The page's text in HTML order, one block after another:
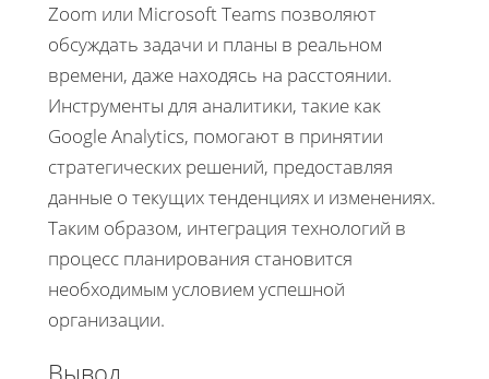
Zoom или Microsoft Teams позволяют
обсуждать задачи и планы в реальном
времени, даже находясь на расстоянии.
Инструменты для аналитики, такие как
Google Analytics, помогают в принятии
стратегических решений, предоставляя
данные о текущих тенденциях и изменениях.
Таким образом, интеграция технологий в
процесс планирования становится
необходимым условием успешной
организации.